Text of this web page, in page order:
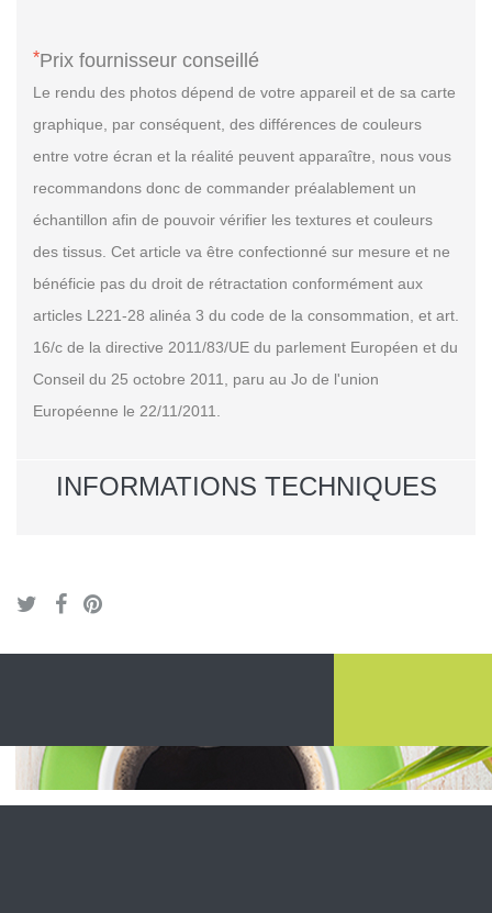
*Prix fournisseur conseillé
Le rendu des photos dépend de votre appareil et de sa carte
graphique, par conséquent, des différences de couleurs
entre votre écran et la réalité peuvent apparaître, nous vous
recommandons donc de commander préalablement un
échantillon afin de pouvoir vérifier les textures et couleurs
des tissus. Cet article va être confectionné sur mesure et ne
bénéficie pas du droit de rétractation conformément aux
articles L221-28 alinéa 3 du code de la consommation, et art.
16/c de la directive 2011/83/UE du parlement Européen et du
Conseil du 25 octobre 2011, paru au Jo de l'union
Européenne le 22/11/2011.
INFORMATIONS TECHNIQUES